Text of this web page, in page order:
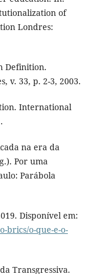
of
Londres:
Definition.
v. 33, p. 2-3, 2003.
International
na era da
Por uma
Parábola
Disponível em:
brics/o-que-e-o-
Transgressiva.